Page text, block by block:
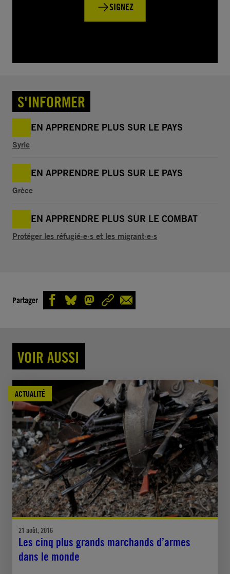
SIGNEZ
S'INFORMER
EN APPRENDRE PLUS SUR LE PAYS
Syrie
EN APPRENDRE PLUS SUR LE PAYS
Grèce
EN APPRENDRE PLUS SUR LE COMBAT
Protéger les réfugié·e·s et les migrant·e·s
Partager
VOIR AUSSI
ACTUALITÉ
21 août, 2016
Les cinq plus grands marchands d’armes
dans le monde